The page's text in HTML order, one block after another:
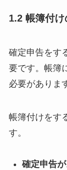
1.2 帳簿付
確定申告をす
要です。帳簿
必要がありま
帳簿付けをす
す。
確定申告